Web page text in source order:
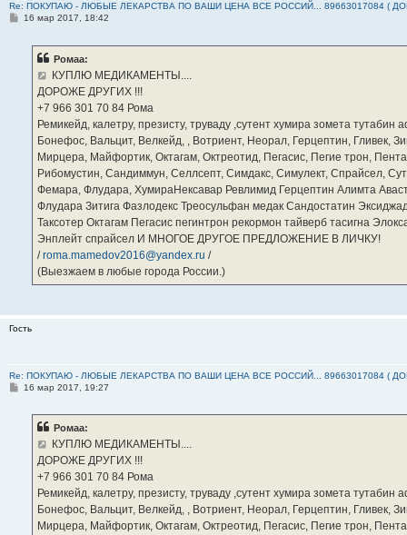
Re: ПОКУПАЮ - ЛЮБЫЕ ЛЕКАРСТВА ПО ВАШИ ЦЕНА ВСЕ РОССИЙ... 89663017084 (
С16 мар 2017, 18:42
Ромаа:
КУПЛЮ МЕДИКАМЕНТЫ....
ДОРОЖЕ ДРУГИХ !!!
‪+7 966 301 70 84‬ Рома
Ремикейд, калетру, презисту, труваду ,сутент хумира зомета
Бонефос, Вальцит, Велкейд, , Вотриент, Неорал, Герцептин, Гливек,
Мирцера, Майфортик, Октагам, Октреотид, Пегасис, Пегие трон,
Рибомустин, Сандиммун, Селлсепт, Симдакс, Симулект, Спрайсел,
Фемара, Флудара, ХумираНексавар Ревлимид Герцептин Алимта
Флудара Зитига Фазлодекс Треосульфан медак Сандостатин
Таксотер Октагам Пегасис пегинтрон рекормон тайверб тасигна
Энплейт спрайсел И МНОГОЕ ДРУГОЕ ПРЕДЛОЖЕНИЕ В ЛИЧКУ!
/roma.mamedov2016@yandex.ru /
(Выезжаем в любые города России.)
Гость
Re: ПОКУПАЮ - ЛЮБЫЕ ЛЕКАРСТВА ПО ВАШИ ЦЕНА ВСЕ РОССИЙ... 89663017084 (
С16 мар 2017, 19:27
Ромаа:
КУПЛЮ МЕДИКАМЕНТЫ....
ДОРОЖЕ ДРУГИХ !!!
‪+7 966 301 70 84‬ Рома
Ремикейд, калетру, презисту, труваду ,сутент хумира зомета
Бонефос, Вальцит, Велкейд, , Вотриент, Неорал, Герцептин, Гливек,
Мирцера, Майфортик, Октагам, Октреотид, Пегасис, Пегие трон,